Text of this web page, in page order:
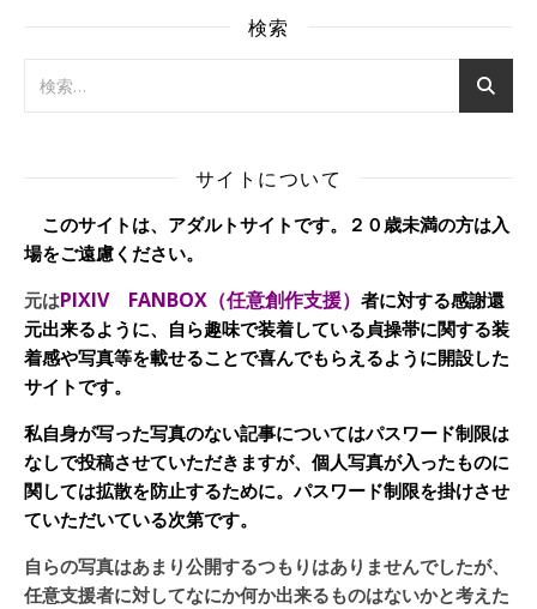
検索
サイトについて
このサイトは、アダルトサイトです。２０歳未満の方は入
場をご遠慮ください。
元はPIXIV FANBOX（任意創作支援） 者に対する感謝還
元出来るように、自ら趣味で装着している貞操帯に関する装
着感や写真等を載せることで喜んでもらえるように開設した
サイトです。
私自身が写った写真のない記事についてはパスワード制限は
なしで投稿させていただきますが、個人写真が入ったものに
関しては拡散を防止するために。パスワード制限を掛けさせ
ていただいている次第です。
自らの写真はあまり公開するつもりはありませんでしたが、
任意支援者に対してなにか何か出来るものはないかと考えた